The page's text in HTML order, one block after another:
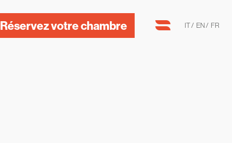
Réservez votre chambre IT EN FR